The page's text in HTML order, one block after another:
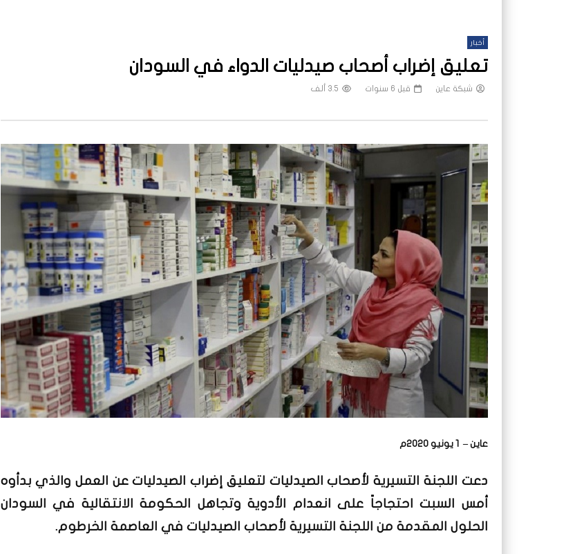
أخبار
تعليق إضراب أصحاب صيدليات الدواء في السودان
شبكة عاين قبل 6 سنوات 3.5 ألف
عاين – 1 يونيو 2020م
دعت اللجنة التسيرية لأصحاب الصيدليات لتعليق إضراب الصيدليات عن العمل والذي بدأوه
أمس السبت احتجاجاً على انعدام الأدوية وتجاهل الحكومة الانتقالية في السودان
الحلول المقدمة من اللجنة التسيرية لأصحاب الصيدليات في العاصمة الخرطوم.